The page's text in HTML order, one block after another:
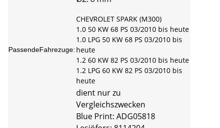
PassendeFahrezuge:
CHEVROLET SPARK (M300)
1.0 50 KW 68 PS 03/2010 bis heute
1.0 LPG 50 KW 68 PS 03/2010 bis
heute
1.2 60 KW 82 PS 03/2010 bis heute
1.2 LPG 60 KW 82 PS 03/2010 bis
heute
dient nur zu
Vergleichszwecken
Blue Print: ADG05818